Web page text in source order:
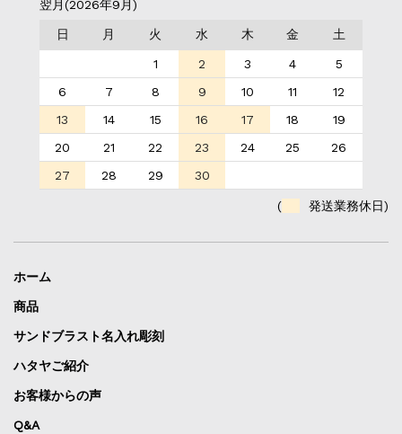
翌月(2026年9月)
日 月 火 水 木 金 土
1 2 3 4
5
6
7 8 9 10 11
12
13
14 15 16 17 18
19
20
21 22 23 24 25
26
27
28 29 30
( 発送業務休日)
ホーム
商品
サンドブラスト名入れ彫刻
ハタヤご紹介
お客様からの声
Q&A